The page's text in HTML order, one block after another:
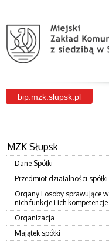
bip.mzk.slupsk.pl
MZK Słupsk
Dane Spółki
Przedmiot działalności spółki
Organy i osoby sprawujące w
nich funkcje i ich kompetencje
Organizacja
Majątek spółki